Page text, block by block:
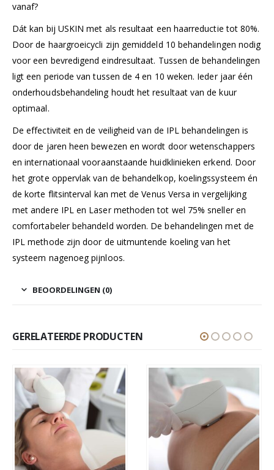
vanaf?
Dát kan bij USKIN met als resultaat een haarreductie tot 80%.
Door de haargroeicycli zijn gemiddeld 10 behandelingen nodig
voor een bevredigend eindresultaat. Tussen de behandelingen
ligt een periode van tussen de 4 en 10 weken. Ieder jaar één
onderhoudsbehandeling houdt het resultaat van de kuur
optimaal.
De effectiviteit en de veiligheid van de IPL behandelingen is
door de jaren heen bewezen en wordt door wetenschappers
en internationaal vooraanstaande huidklinieken erkend. Door
het grote oppervlak van de behandelkop, koelingssysteem én
de korte flitsinterval kan met de Venus Versa in vergelijking
met andere IPL en Laser methoden tot wel 75% sneller en
comfortabeler behandeld worden. De behandelingen met de
IPL methode zijn door de uitmuntende koeling van het
systeem nagenoeg pijnloos.
BEOORDELINGEN (0)
GERELATEERDE PRODUCTEN